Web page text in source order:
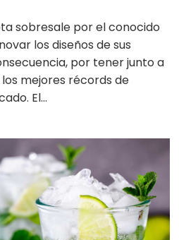
sobresale por el conocido
los diseños de sus
por tener junto a
los mejores récords de
El…